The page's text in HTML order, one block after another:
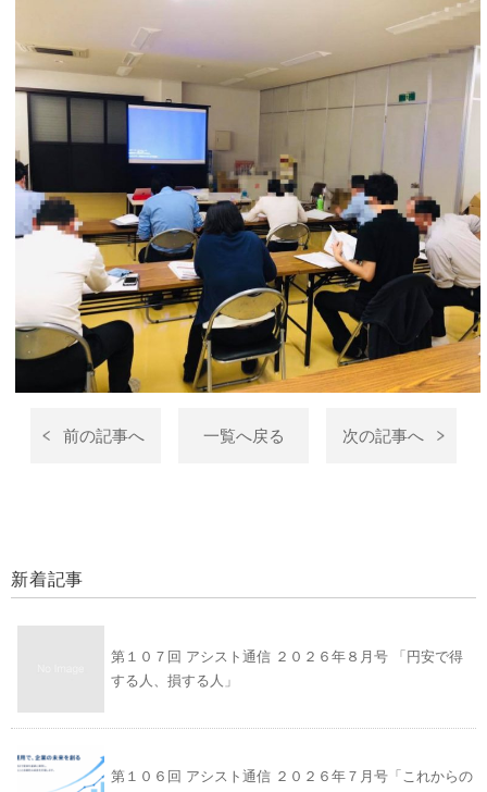
前の記事へ 一覧へ戻る 次の記事へ
新着記事
第１０７回 アシスト通信 ２０２６年８月号 「円安で得
する人、損する人」
第１０６回 アシスト通信 ２０２６年７月号「これからの